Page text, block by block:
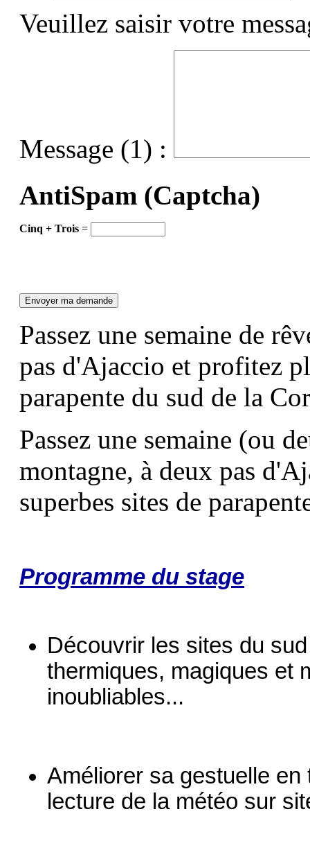
Veuillez saisir votre
Message (1) :
AntiSpam (Captcha)
Cinq + Trois =
Passez une semaine de
pas d'Ajaccio et profitez
parapente du sud de la
Passez une semaine (ou
montagne, à deux pas
superbes sites de
Programme du stage
Découvrir les sites du
thermiques, magiques et
inoubliables...
Améliorer sa gestuelle
lecture de la météo sur